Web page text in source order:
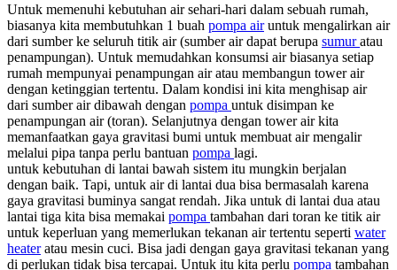
Untuk memenuhi kebutuhan air sehari-hari dalam sebuah rumah,
biasanya kita membutuhkan 1 buah pompa airuntuk mengalirkan air
dari sumber ke seluruh titik air (sumber air dapat berupa sumuratau
penampungan). Untuk memudahkan konsumsi air biasanya setiap
rumah mempunyai penampungan air atau membangun tower air
dengan ketinggian tertentu. Dalam kondisi ini kita menghisap air
dari sumber air dibawah dengan pompa untuk disimpan ke
penampungan air (toran). Selanjutnya dengan tower air kita
memanfaatkan gaya gravitasi bumi untuk membuat air mengalir
melalui pipa tanpa perlu bantuan pompa lagi.
untuk kebutuhan di lantai bawah sistem itu mungkin berjalan
dengan baik. Tapi, untuk air di lantai dua bisa bermasalah karena
gaya gravitasi buminya sangat rendah. Jika untuk di lantai dua atau
lantai tiga kita bisa memakai pompa tambahan dari toran ke titik air
untuk keperluan yang memerlukan tekanan air tertentu seperti water
heateratau mesin cuci. Bisa jadi dengan gaya gravitasi tekanan yang
di perlukan tidak bisa tercapai. Untuk itu kita perlu pompa tambahan